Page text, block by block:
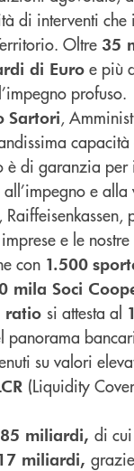
di interventi che
Oltre 35
di Euro e più
profuso.
Sartori,
di garanzia
e
e le
con 1.500
mila Soci
ratio si attesta al
su valori
(Liquidity
85 miliardi, di cui
miliardi,